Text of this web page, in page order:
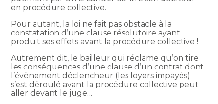
en procédure collective.
Pour autant, la loi ne fait pas obstacle à la
constatation d’une clause résolutoire ayant
produit ses effets avant la procédure collective !
Autrement dit, le bailleur qui réclame qu’on tire
les conséquences d’une clause d’un contrat dont
l’évènement déclencheur (les loyers impayés)
s’est déroulé avant la procédure collective peut
aller devant le juge…